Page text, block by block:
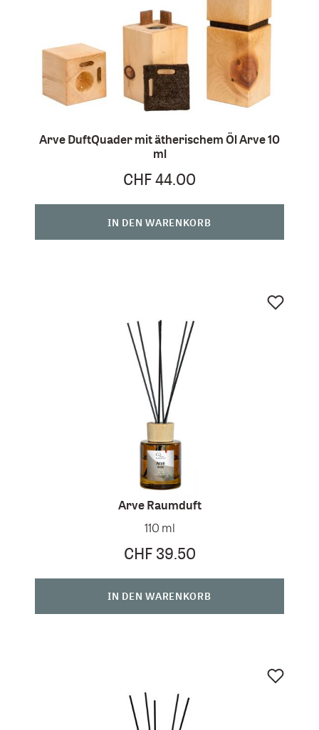
Arve DuftQuader mit ätherischem Öl Arve 10
ml
CHF 44.00
IN DEN WARENKORB
Arve Raumduft
110 ml
CHF 39.50
IN DEN WARENKORB